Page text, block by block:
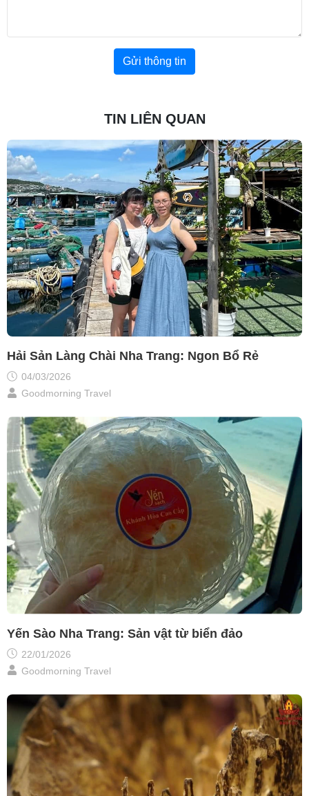
Gửi thông tin
TIN LIÊN QUAN
Hải Sản Làng Chài Nha Trang: Ngon Bổ Rẻ
04/03/2026
Goodmorning Travel
Yến Sào Nha Trang: Sản vật từ biển đảo
22/01/2026
Goodmorning Travel